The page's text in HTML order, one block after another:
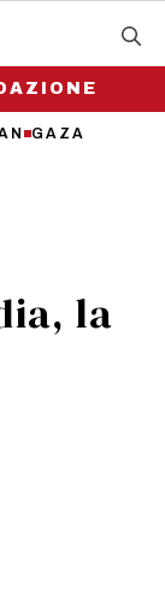
GAZA
la